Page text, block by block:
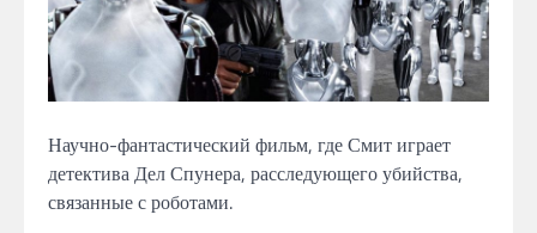
Научно-фантастический фильм, где Смит играет
детектива Дел Спунера, расследующего убийства,
связанные с роботами.